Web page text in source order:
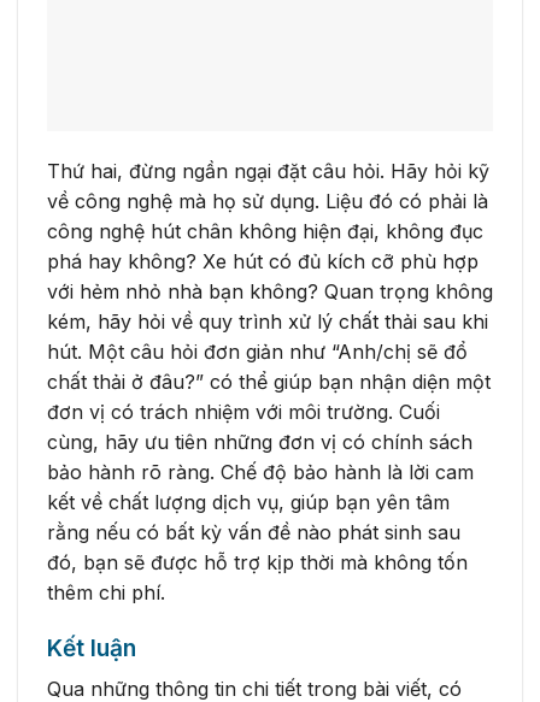
Thứ hai, đừng ngần ngại đặt câu hỏi. Hãy hỏi kỹ
về công nghệ mà họ sử dụng. Liệu đó có phải là
công nghệ hút chân không hiện đại, không đục
phá hay không? Xe hút có đủ kích cỡ phù hợp
với hẻm nhỏ nhà bạn không? Quan trọng không
kém, hãy hỏi về quy trình xử lý chất thải sau khi
hút. Một câu hỏi đơn giản như “Anh/chị sẽ đổ
chất thải ở đâu?” có thể giúp bạn nhận diện một
đơn vị có trách nhiệm với môi trường. Cuối
cùng, hãy ưu tiên những đơn vị có chính sách
bảo hành rõ ràng. Chế độ bảo hành là lời cam
kết về chất lượng dịch vụ, giúp bạn yên tâm
rằng nếu có bất kỳ vấn đề nào phát sinh sau
đó, bạn sẽ được hỗ trợ kịp thời mà không tốn
thêm chi phí.
Kết luận
Qua những thông tin chi tiết trong bài viết, có